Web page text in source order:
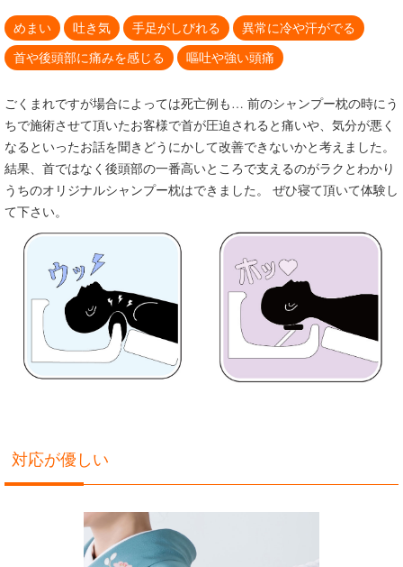
めまい 吐き気 手足がしびれる
異常に冷や汗がでる
首や後頭部に痛みを感じる
嘔吐や強い頭痛
ごくまれですが場合によっては死亡例も… 前のシャンプー枕の時にう
ちで施術させて頂いたお客様で首が圧迫されると痛いや、気分が悪く
なるといったお話を聞きどうにかして改善できないかと考えました。
結果、首ではなく後頭部の一番高いところで支えるのがラクとわかり
うちのオリジナルシャンプー枕はできました。 ぜひ寝て頂いて体験し
て下さい。
対応が優しい